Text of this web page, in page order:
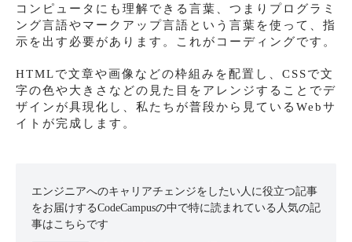
コンピュータにも理解できる言葉、つまりプログラミ
ング言語やマークアップ言語という言葉を使って、指
示を出す必要があります。これがコーディングです。
HTMLで文章や画像などの枠組みを配置し、CSSで文
字の色や大きさなどの見た目をアレンジすることでデ
ザインが具現化し、私たちが普段から見ているWebサ
イトが完成します。
エンジニアへのキャリアチェンジをしたい人に役立つ記事
をお届けするCodeCampusの中で特に読まれている人気の記
事はこちらです